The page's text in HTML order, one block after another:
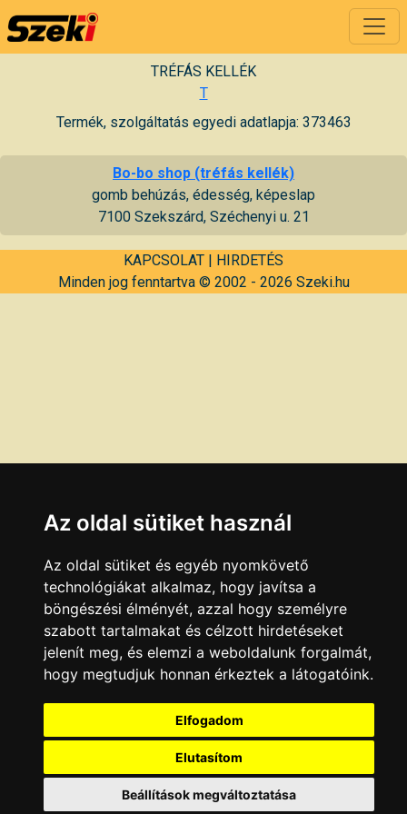
TRÉFÁS KELLÉK
T
Termék, szolgáltatás egyedi adatlapja: 373463
Bo-bo shop (tréfás kellék)
gomb behúzás, édesség, képeslap
7100 Szekszárd, Széchenyi u. 21
KAPCSOLAT | HIRDETÉS
Minden jog fenntartva © 2002 - 2026 Szeki.hu
Az oldal sütiket használ
Az oldal sütiket és egyéb nyomkövető
technológiákat alkalmaz, hogy javítsa a
böngészési élményét, azzal hogy személyre
szabott tartalmakat és célzott hirdetéseket
jelenít meg, és elemzi a weboldalunk forgalmát,
hogy megtudjuk honnan érkeztek a látogatóink.
Elfogadom
Elutasítom
Beállítások megváltoztatása